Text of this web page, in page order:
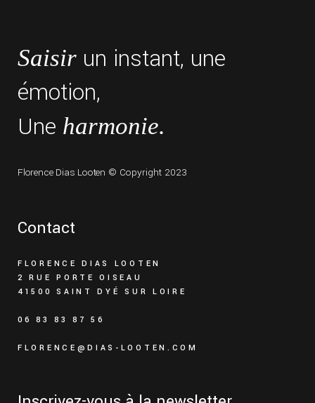
Saisir un instant, une
émotion,
Une harmonie.
Florence Dias Looten © Copyright 2023
Contact
FLORENCE DIAS LOOTEN
2 RUE PORTE OISEAU
41500 SAINT DYÉ SUR LOIRE
06 83 83 87 56
FLORENCE@DIAS-LOOTEN.COM